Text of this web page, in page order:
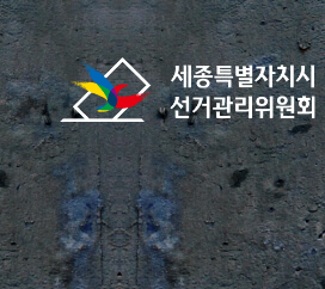
바로가기 메뉴